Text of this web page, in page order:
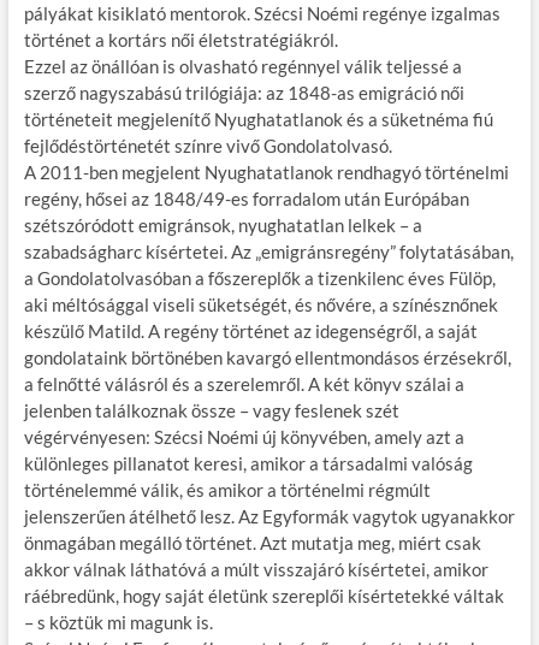
pályákat kisiklató mentorok. Szécsi Noémi regénye izgalmas
történet a kortárs női életstratégiákról.
Ezzel az önállóan is olvasható regénnyel válik teljessé a
szerző nagyszabású trilógiája: az 1848-as emigráció női
történeteit megjelenítő Nyughatatlanok és a süketnéma fiú
fejlődéstörténetét színre vivő Gondolatolvasó.
A 2011-ben megjelent Nyughatatlanok rendhagyó történelmi
regény, hősei az 1848/49-es forradalom után Európában
szétszóródott emigránsok, nyughatatlan lelkek – a
szabadságharc kísértetei. Az „emigránsregény” folytatásában,
a Gondolatolvasóban a főszereplők a tizenkilenc éves Fülöp,
aki méltósággal viseli süketségét, és nővére, a színésznőnek
készülő Matild. A regény történet az idegenségről, a saját
gondolataink börtönében kavargó ellentmondásos érzésekről,
a felnőtté válásról és a szerelemről. A két könyv szálai a
jelenben találkoznak össze – vagy feslenek szét
végérvényesen: Szécsi Noémi új könyvében, amely azt a
különleges pillanatot keresi, amikor a társadalmi valóság
történelemmé válik, és amikor a történelmi régmúlt
jelenszerűen átélhető lesz. Az Egyformák vagytok ugyanakkor
önmagában megálló történet. Azt mutatja meg, miért csak
akkor válnak láthatóvá a múlt visszajáró kísértetei, amikor
ráébredünk, hogy saját életünk szereplői kísértetekké váltak
– s köztük mi magunk is.